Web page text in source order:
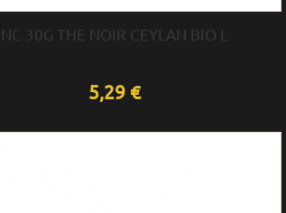
NC 30G THE NOIR CEYLAN BIO L
5,29 €